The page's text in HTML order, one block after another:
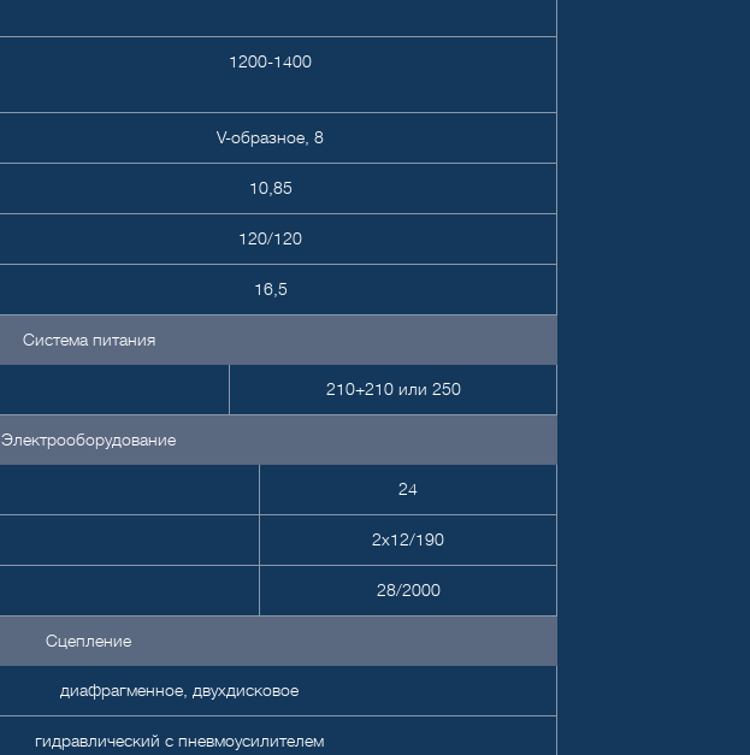
1200-1400
V-образное, 8
10,85
120/120
16,5
Система питания
210+210 или 250
Электрооборудование
24
2х12/190
28/2000
Сцепление
диафрагменное, двухдисковое
гидравлический с пневмоусилителем